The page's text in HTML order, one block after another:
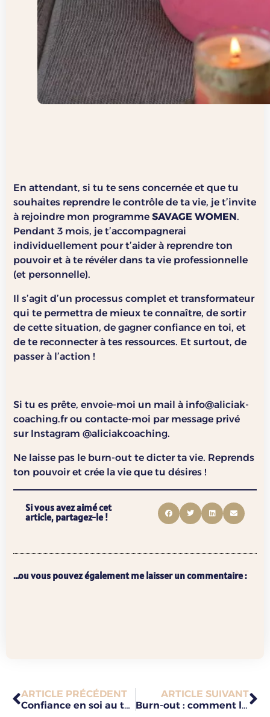
En attendant, si tu te sens concernée et que tu
souhaites reprendre le contrôle de ta vie, je t’invite
à rejoindre mon programme SAVAGE WOMEN.
Pendant 3 mois, je t’accompagnerai
individuellement pour t’aider à reprendre ton
pouvoir et à te révéler dans ta vie professionnelle
(et personnelle).
Il s’agit d’un processus complet et transformateur
qui te permettra de mieux te connaître, de sortir
de cette situation, de gagner confiance en toi, et
de te reconnecter à tes ressources. Et surtout, de
passer à l’action !
Si tu es prête, envoie-moi un mail à info@aliciak-
coaching.fr ou contacte-moi par message privé
sur Instagram @aliciakcoaching.
Ne laisse pas le burn-out te dicter ta vie. Reprends
ton pouvoir et crée la vie que tu désires !
Si vous avez aimé cet
article, partagez-le !
...ou vous pouvez également me laisser un commentaire :
ARTICLE PRÉCÉDENT
Confiance en soi au travail : 4 clés pour la développer
ARTICLE SUIVANT
Burn-out : comment l’éviter et s’en sortir ?